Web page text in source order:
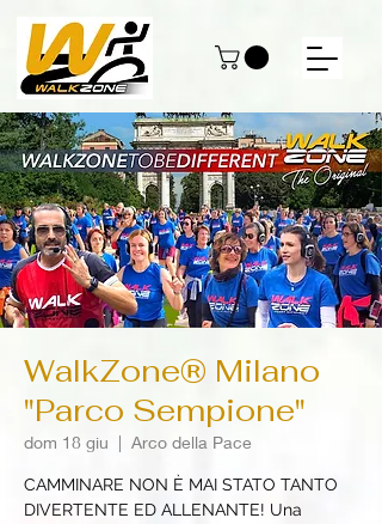
WalkZone® Milano
"Parco Sempione"
dom 18 giu
  |
Arco della Pace
CAMMINARE NON È MAI STATO TANTO
DIVERTENTE ED ALLENANTE! Una